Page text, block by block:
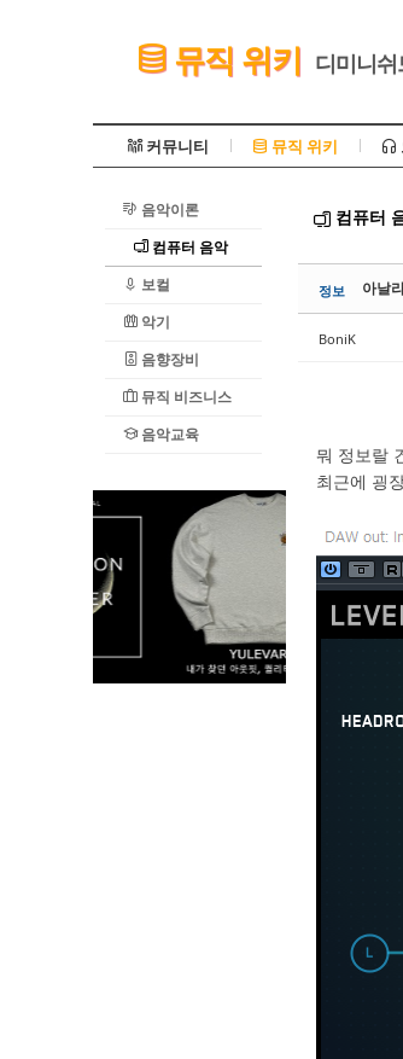
뮤직 위키 디미니쉬
커뮤니티 뮤직 위키
음악이론
컴퓨터 음악
보컬
악기
음향장비
뮤직 비즈니스
음악교육
컴퓨터
정보 아날
BoniK
뭐 정보랄
최근에 굉
Sketchbook5, 스케치북5
Sketchbook5, 스케치북5